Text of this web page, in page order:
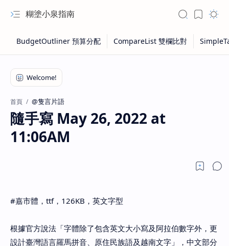
糊塗小泉指南
首頁 @隻言片語
隨手寫 May 26, 2022 at
11:06AM
#嘉市體，ttf，126KB，英文字型
根據官方說法「字體除了包含英文大小寫及阿拉伯數字外，更
設計臺灣語言羅馬拼音、原住民族語及越南文字」，中文部分